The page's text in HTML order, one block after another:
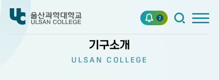
2
기구소개
ULSAN COLLEGE